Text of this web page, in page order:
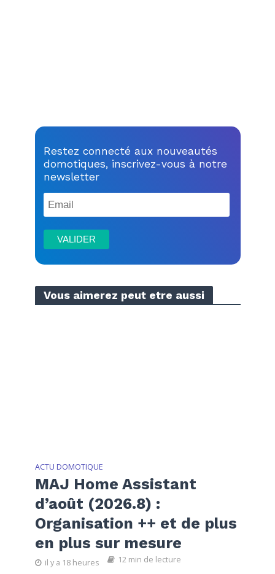
Restez connecté aux nouveautés
domotiques, inscrivez-vous à notre
newsletter
Vous aimerez peut etre aussi
ACTU DOMOTIQUE
MAJ Home Assistant
d’août (2026.8) :
Organisation ++ et de plus
en plus sur mesure
il y a 18 heures 12 min de lecture